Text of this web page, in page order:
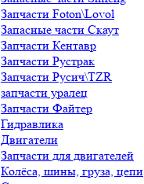
Запчасти Foton\Lovol
Запасные части Скаут
Запчасти Кентавр
Запчасти Рустрак
Запчасти Русич\TZR
запчасти уралец
Запчасти Файтер
Гидравлика
Двигатели
Запчасти для двигателей
Колёса, шины, груза, цепи